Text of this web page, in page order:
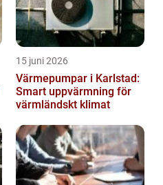
15 juni 2026
Värmepumpar i Karlstad:
Smart uppvärmning för
värmländskt klimat